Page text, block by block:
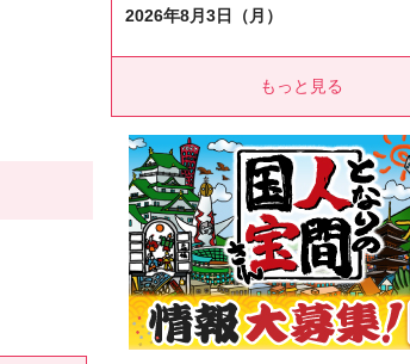
2026年8月3日（月）
もっと見る